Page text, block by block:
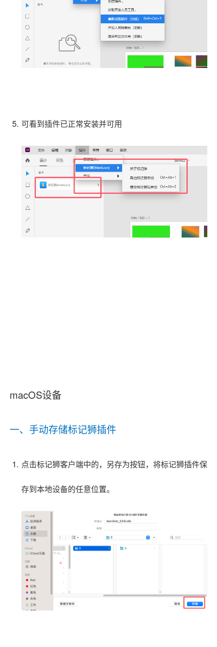
可看到插件已正常安装并可用
macOS设备
一、手动存储标记狮插件
点击标记狮客户端中的，另存为按钮，将标记狮插件保
存到本地设备的任意位置。